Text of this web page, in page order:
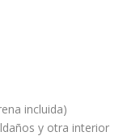
incluida)
y otra interior